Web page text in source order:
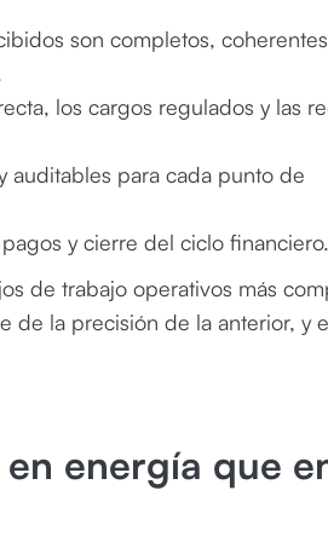
son completos,
los cargos regulados y las
auditables para cada punto de
y cierre del ciclo financiero.
de trabajo operativos más
de la precisión de la anterior, y
energía que